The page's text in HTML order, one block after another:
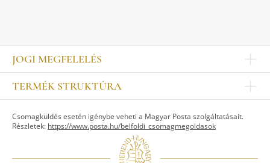
JOGI MEGFELELÉS
Impresszum
Kapcsolat
Jogi nyilatkozat
TERMÉK STRUKTÚRA
ASZTALKULTÚRA
Csomagküldés esetén igénybe veheti a Magyar Posta szolgáltatásait.
Részletek: https://www.posta.hu/belfoldi_csomagmegoldasok